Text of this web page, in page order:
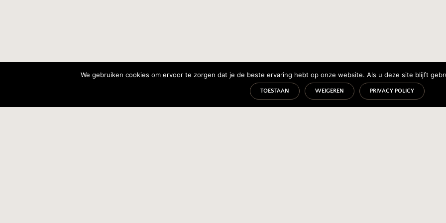
We gebruiken cookies om ervoor te zorgen dat je de beste ervaring hebt op onze website. Als u deze site blijft
TOESTAAN WEIGEREN PRIVACY POLICY